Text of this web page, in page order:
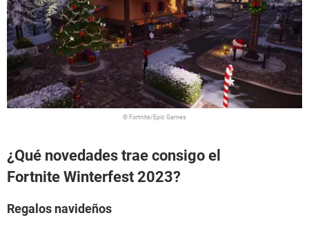
© Fortnite/Epic Games
¿Qué novedades trae consigo el
Fortnite Winterfest 2023?
Regalos navideños